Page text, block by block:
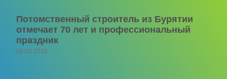
Потомственный строитель из Бурятии
отмечает 70 лет и профессиональный
праздник
06.08.2026